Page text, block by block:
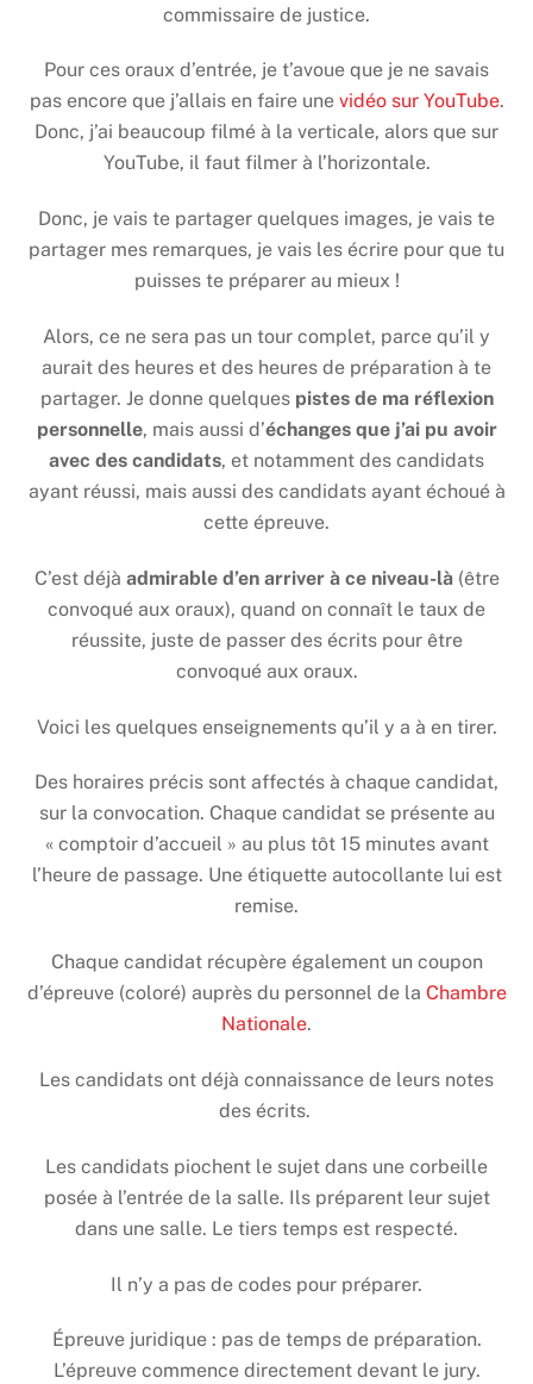
commissaire de justice.
Pour ces oraux d’entrée, je t’avoue que je ne savais
pas encore que j’allais en faire une vidéo sur YouTube.
Donc, j’ai beaucoup filmé à la verticale, alors que sur
YouTube, il faut filmer à l’horizontale.
Donc, je vais te partager quelques images, je vais te
partager mes remarques, je vais les écrire pour que tu
puisses te préparer au mieux !
Alors, ce ne sera pas un tour complet, parce qu’il y
aurait des heures et des heures de préparation à te
partager. Je donne quelques pistes de ma réflexion
personnelle, mais aussi d’échanges que j’ai pu avoir
avec des candidats, et notamment des candidats
ayant réussi, mais aussi des candidats ayant échoué à
cette épreuve.
C’est déjà admirable d’en arriver à ce niveau-là (être
convoqué aux oraux), quand on connaît le taux de
réussite, juste de passer des écrits pour être
convoqué aux oraux.
Voici les quelques enseignements qu’il y a à en tirer.
Des horaires précis sont affectés à chaque candidat,
sur la convocation. Chaque candidat se présente au
« comptoir d’accueil » au plus tôt 15 minutes avant
l’heure de passage. Une étiquette autocollante lui est
remise.
Chaque candidat récupère également un coupon
d’épreuve (coloré) auprès du personnel de la Chambre
Nationale.
Les candidats ont déjà connaissance de leurs notes
des écrits.
Les candidats piochent le sujet dans une corbeille
posée à l’entrée de la salle. Ils préparent leur sujet
dans une salle. Le tiers temps est respecté.
Il n’y a pas de codes pour préparer.
Épreuve juridique : pas de temps de préparation.
L’épreuve commence directement devant le jury.